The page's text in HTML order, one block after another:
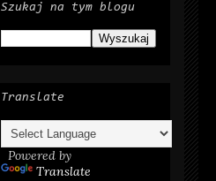
Szukaj na tym blogu
Translate
Powered by
Translate